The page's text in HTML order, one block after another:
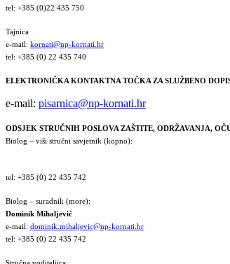
tel: +385 (0)22 435 750
Tajnica
e-mail: kornati@np-kornati.hr
tel: +385 (0) 22 435 740
ELEKTRONIČKA KONTAKTNA TOČKA ZA SLUŽBENO
e-mail: pisarnica@np-kornati.hr
ODSJEK STRUČNIH POSLOVA ZAŠTITE, ODRŽAVANJA,
Biolog – viši stručni savjetnik (kopno):
tel: +385 (0) 22 435 742
Biolog – suradnik (more):
Dominik Mihaljević
e-mail: dominik.mihaljevic@np-kornati.hr
tel: +385 (0) 22 435 742